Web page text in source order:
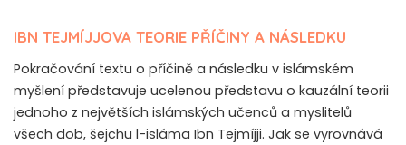
IBN TEJMÍJJOVA TEORIE PŘÍČINY A NÁSLEDKU
Pokračování textu o příčině a následku v islámském
myšlení představuje ucelenou představu o kauzální teorii
jednoho z největších islámských učenců a myslitelů
všech dob, šejchu l-isláma Ibn Tejmíjji. Jak se vyrovnává